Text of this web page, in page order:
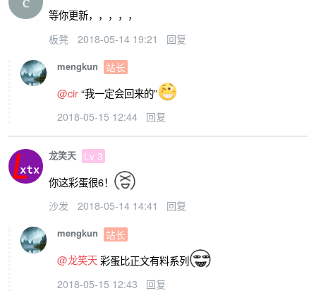
等你更新，，，，，
板凳 2018-05-14 19:21 回复
mengkun 站长
@cir “我一定会回来的”
2018-05-15 12:44 回复
龙笑天 Lv 3
你这彩蛋很6！
沙发 2018-05-14 14:41 回复
mengkun 站长
@龙笑天 彩蛋比正文有料系列
2018-05-15 12:43 回复